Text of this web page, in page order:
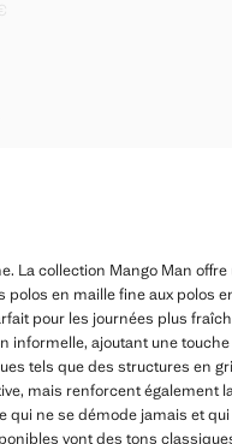
POLO 100 % LAINE MÉRINOS
POLO 100 % LAINE MÉRINOS
POLO 100 % LAINE MÉRINOS
POLO 100 % LAINE MÉRINOS
POLO 100 % LAINE MÉRINOS
[59,99 € ]
La collection Mango Man
en maille fine aux polos
pour les journées plus
informelle, ajoutant une
tels que des structures en
mais renforcent également
ne se démode jamais et
vont des tons